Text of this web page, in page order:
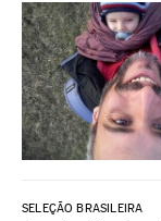
SELEÇÃO BRASILEIRA